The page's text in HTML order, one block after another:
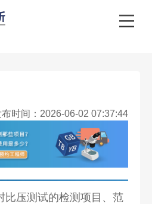
布时间：2026-06-02 07:37:44
比压测试的检测项目、范